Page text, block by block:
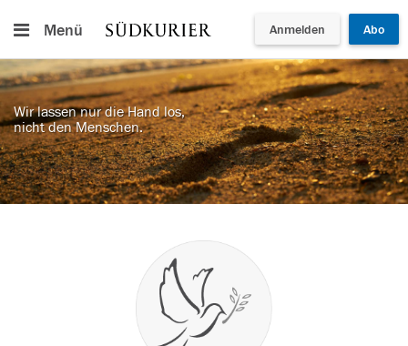
Menü Anmelden Abo
Wir lassen nur die Hand los,
nicht den Menschen.